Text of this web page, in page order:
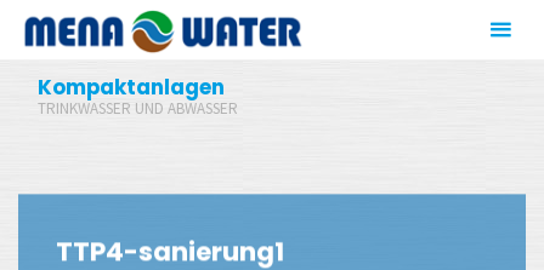
Zum
Inhalt
springenKompaktanlagen
TRINKWASSER UND ABWASSER
TTP4-sanierung1